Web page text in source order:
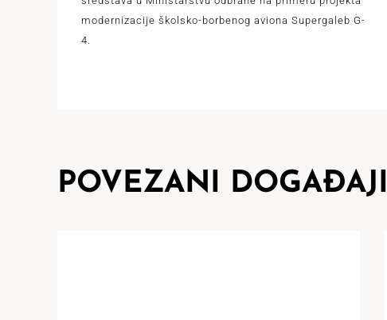
modernizacije školsko-borbenog aviona Supergaleb G-
4.
POVEZANI DOGAĐAJI